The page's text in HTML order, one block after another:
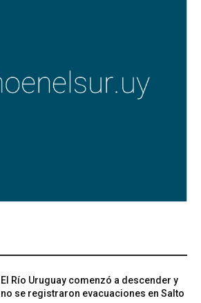
El Río Uruguay comenzó a descender y
no se registraron evacuaciones en Salto